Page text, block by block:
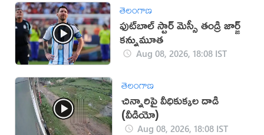
తెలంగాణ
ఫుట్‌బాల్ స్టార్ మెస్సీ తండ్రి జార్జ్
కన్నుమూత
Aug 08, 2026, 18:08 IST
తెలంగాణ
చిన్నారిపై వీధికుక్కల దాడి
(వీడియో)
Aug 08, 2026, 18:08 IST